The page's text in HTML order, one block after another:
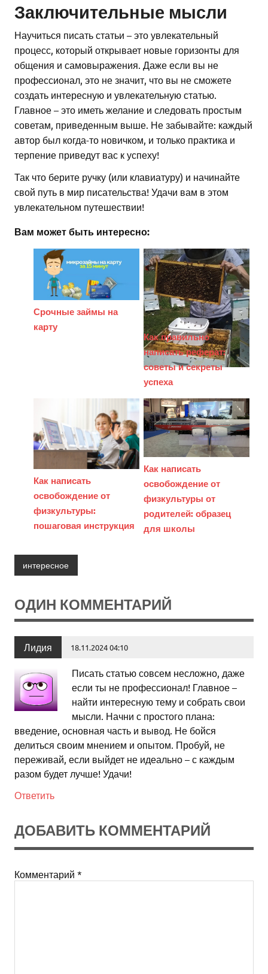
Заключительные мысли
Научиться писать статьи – это увлекательный
процесс, который открывает новые горизонты для
общения и самовыражения. Даже если вы не
профессионал, это не значит, что вы не сможете
создать интересную и увлекательную статью.
Главное – это иметь желание и следовать простым
советам, приведенным выше. Не забывайте: каждый
автор был когда-то новичком, и только практика и
терпение приведут вас к успеху!
Так что берите ручку (или клавиатуру) и начинайте
свой путь в мир писательства! Удачи вам в этом
увлекательном путешествии!
Вам может быть интересно:
Срочные займы на
карту
Как правильно
написать реферат:
советы и секреты
успеха
Как написать
освобождение от
физкультуры:
пошаговая инструкция
Как написать
освобождение от
физкультуры от
родителей: образец
для школы
интересное
ОДИН КОММЕНТАРИЙ
Лидия 18.11.2024 04:10
Писать статью совсем несложно, даже
если ты не профессионал! Главное –
найти интересную тему и собрать свои
мысли. Начни с простого плана:
введение, основная часть и вывод. Не бойся
делиться своим мнением и опытом. Пробуй, не
переживай, если выйдет не идеально – с каждым
разом будет лучше! Удачи!
Ответить
ДОБАВИТЬ КОММЕНТАРИЙ
Комментарий *